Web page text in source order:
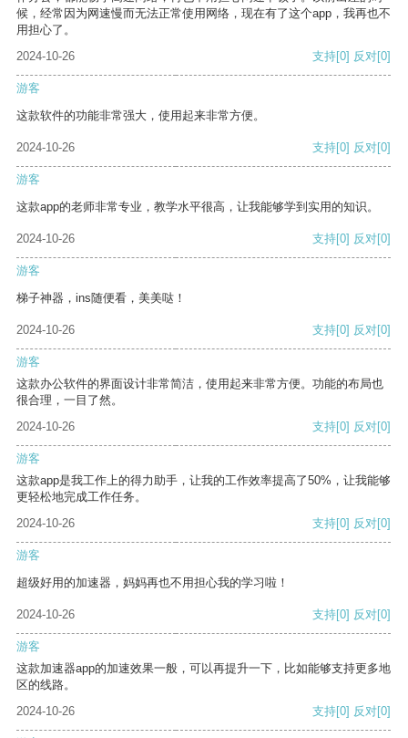
候，经常因为网速慢而无法正常使用网络，现在有了这个app，我再也不
用担心了。
2024-10-26
支持[0] 反对[0]
游客
这款软件的功能非常强大，使用起来非常方便。
2024-10-26 支持[0] 反对[0]
游客
这款app的老师非常专业，教学水平很高，让我能够学到实用的知识。
2024-10-26 支持[0] 反对[0]
游客
梯子神器，ins随便看，美美哒！
2024-10-26 支持[0] 反对[0]
游客
这款办公软件的界面设计非常简洁，使用起来非常方便。功能的布局也
很合理，一目了然。
2024-10-26
支持[0] 反对[0]
游客
这款app是我工作上的得力助手，让我的工作效率提高了50%，让我能够
更轻松地完成工作任务。
2024-10-26
支持[0] 反对[0]
游客
超级好用的加速器，妈妈再也不用担心我的学习啦！
2024-10-26 支持[0] 反对[0]
游客
这款加速器app的加速效果一般，可以再提升一下，比如能够支持更多地
区的线路。
2024-10-26
支持[0] 反对[0]